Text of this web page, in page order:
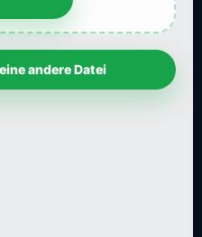
andere Datei